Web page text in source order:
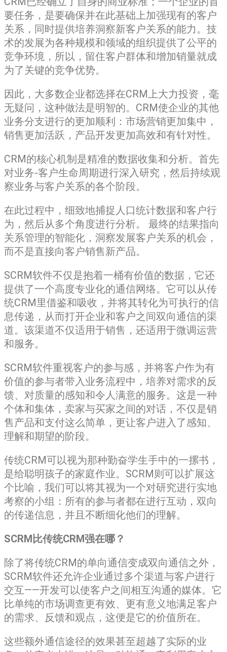
要任务，是要确保并在此基础上加强现有的客户
关系，同时提供培养洞察新客户关系的能力。技
术的发展为各种规模和领域的组织提供了公平的
竞争环境，所以，留住客户群体和增加销量就成
为了关键的竞争优势。
因此，大多数企业都选择在CRM上大力投资，毫
无疑问，这种做法是明智的。CRM使企业的其他
业务分支进行的更加顺利：市场营销更加集中，
销售更加活跃，产品开发更加高效和有针对性。
CRM的核心机制是精准的数据收集和分析。首先
对业务-客户生命周期进行深入研究，然后持续观
察业务与客户关系的各个阶段。
在此过程中，细致地捕捉人口统计数据和客户行
为，然后从多个角度进行分析。 最终的结果指向
关系管理的智能化，洞察发展客户关系的机会，
而不是直接向客户销售新产品。
SCRM软件不仅是抱着一桶有价值的数据，它还
提供了一个高度专业化的通信网络。它可以从传
统CRM里借鉴和吸收，并将其转化为可执行的信
息传递，从而打开企业和客户之间双向通信的渠
道。该渠道不仅适用于销售，还适用于微调运营
和服务。
SCRM软件重视客户的参与感，并将客户作为有
价值的参与者带入业务流程中，培养对需求的反
馈、对质量的感知和令人满意的服务。这是一种
个体和集体，卖家与买家之间的对话，不仅是销
售产品和支付这么简单，更让客户进入了感知、
理解和期望的阶段。
传统CRM可以视为那种勤奋学生手中的一摞书，
是给聪明孩子的家庭作业。SCRM则可以扩展这
个比喻，我们可以将其视为一个对研究进行实地
考察的小组：所有的参与者都在进行互动，双向
的传递信息，并且不断细化他们的理解。
SCRM比传统CRM强在哪？
除了将传统CRM的单向通信变成双向通信之外，
SCRM软件还允许企业通过多个渠道与客户进行
交互——开发可以使客户之间相互沟通的媒体。它
比单纯的市场调查更有效、更有意义地满足客户
的需求、反馈和观点，这便是它的价值所在。
这些额外通信途径的效果甚至超越了实际的业